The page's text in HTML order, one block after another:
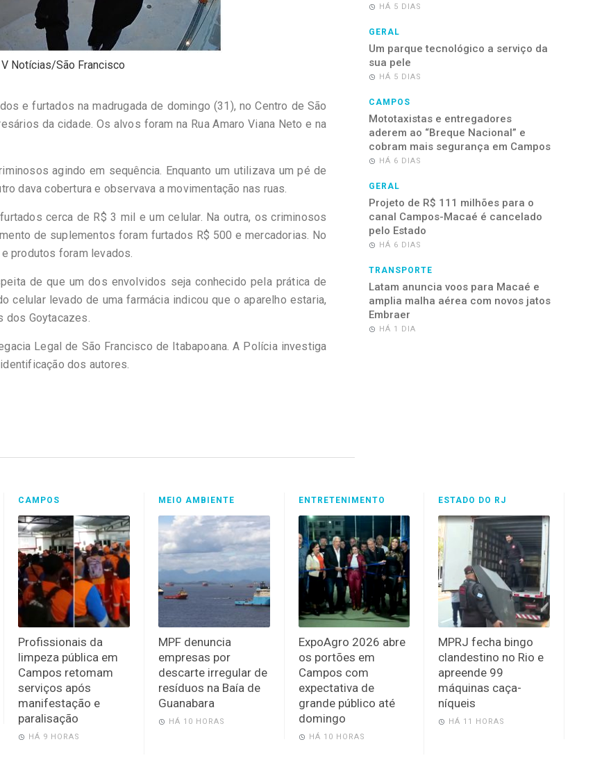
V Notícias/São Francisco
e furtados na madrugada de domingo (31), no Centro de São
da cidade. Os alvos foram na Rua Amaro Viana Neto e na
agindo em sequência. Enquanto um utilizava um pé de
dava cobertura e observava a movimentação nas ruas.
cerca de R$ 3 mil e um celular. Na outra, os criminosos
de suplementos foram furtados R$ 500 e mercadorias. No
produtos foram levados.
de que um dos envolvidos seja conhecido pela prática de
celular levado de uma farmácia indicou que o aparelho estaria,
dos Goytacazes.
Legal de São Francisco de Itabapoana. A Polícia investiga
dos autores.
HÁ 5 DIAS
GERAL
Um parque tecnológico a serviço da
sua pele
HÁ 5 DIAS
CAMPOS
Mototaxistas e entregadores
aderem ao “Breque Nacional” e
cobram mais segurança em Campos
HÁ 6 DIAS
GERAL
Projeto de R$ 111 milhões para o
canal Campos-Macaé é cancelado
pelo Estado
HÁ 6 DIAS
TRANSPORTE
Latam anuncia voos para Macaé e
amplia malha aérea com novos jatos
Embraer
HÁ 1 DIA
CAMPOS
Profissionais da
limpeza pública em
Campos retomam
serviços após
manifestação e
paralisação
HÁ 9 HORAS
MEIO AMBIENTE
MPF denuncia
empresas por
descarte irregular de
resíduos na Baía de
Guanabara
HÁ 10 HORAS
ENTRETENIMENTO
ExpoAgro 2026 abre
os portões em
Campos com
expectativa de
grande público até
domingo
HÁ 10 HORAS
ESTADO DO RJ
MPRJ fecha bingo
clandestino no Rio e
apreende 99
máquinas caça-
níqueis
HÁ 11 HORAS